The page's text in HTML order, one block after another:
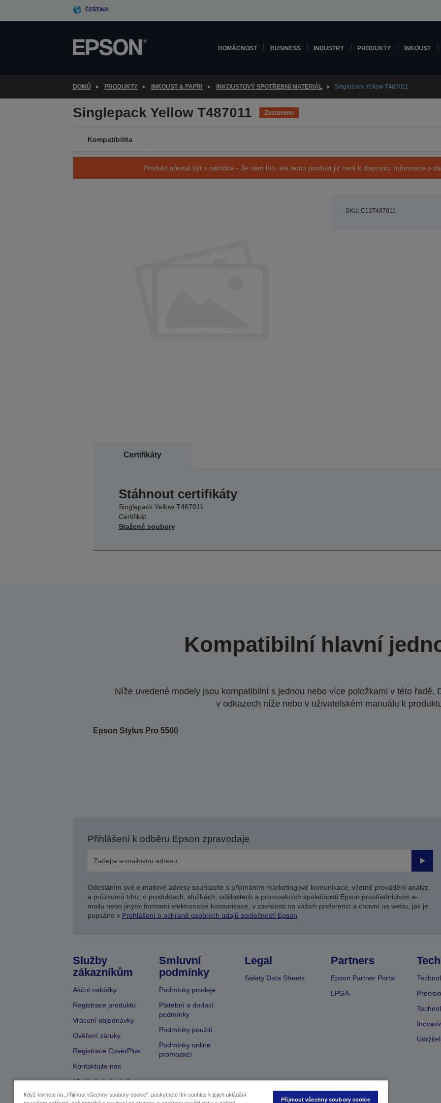
ČEŠTINA
DOMÁCNOST BUSINESS INDUSTRY PRODUKTY INKOUST
DOMŮ PRODUKTY INKOUST & PAPÍR INKOUSTOVÝ SPOTŘEBNÍ MATERIÁL Singlepack Yellow T487011
Singlepack Yellow T487011 Zastaveno
Kompatibilita
Produkt přestal být v nabídce - Je nám líto, ale tento produkt již není k dispozici. Informace o
SKU: C13T487011
Certifikáty
Stáhnout certifikáty
Singlepack Yellow T487011
Certifikát
Stažené soubory
Kompatibilní hlavní
Níže uvedené modely jsou kompatibilní s jednou nebo více položkami v této řadě.
v odkazech níže nebo v uživatelském manuálu k
Epson Stylus Pro 5500
Přihlášení k odběru Epson zpravodaje
Odesláním své e-mailové adresy souhlasíte s přijímáním marketingové komunikace, včetně provádění analýz
a průzkumů trhu, o produktech, službách, událostech a promoakcích společnosti Epson prostřednictvím e-
mailu nebo jinými formami elektronické komunikace, v závislosti na vašich preferencí a chovní na webu, jak je
popsáno v Prohlášení o ochraně osobních údajů společnosti Epson
Služby
zákazníkům
Akční nabídky
Registrace produktu
Vrácení objednávky
Ověření záruky
Registrace CoverPlus
Kontaktujte nás
Hledání obchodníka
Smluvní
podmínky
Podmínky prodeje
Platební a dodací
podmínky
Podmínky použití
Podmínky online
promoakcí
Legal
Safety Data Sheets
Partners
Epson Partner Portal
LPGA
Když kliknete na „Přijmout všechny soubory cookie“, poskytnete tím souhlas k jejich ukládání
Přijmout všechny soubory cookie